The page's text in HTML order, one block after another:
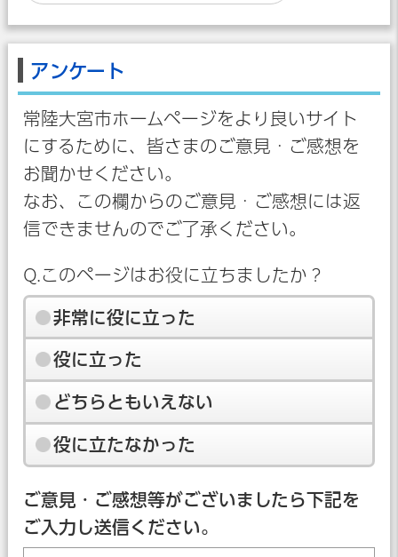
アンケート
常陸大宮市ホームページをより良いサイト
にするために、皆さまのご意見・ご感想を
お聞かせください。
なお、この欄からのご意見・ご感想には返
信できませんのでご了承ください。
Q.このページはお役に立ちましたか？
非常に役に立った
役に立った
どちらともいえない
役に立たなかった
ご意見・ご感想等がございましたら下記を
ご入力し送信ください。